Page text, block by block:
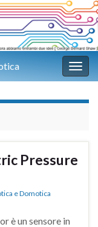
Pressure
e Domotica
è un sensore in